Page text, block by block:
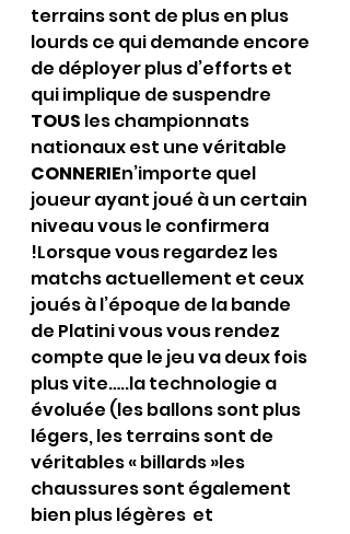
terrains sont de plus en plus
lourds ce qui demande encore
de déployer plus d’efforts et
qui implique de suspendre
TOUS les championnats
nationaux est une véritable
CONNERIEn’importe quel
joueur ayant joué à un certain
niveau vous le confirmera
!Lorsque vous regardez les
matchs actuellement et ceux
joués à l’époque de la bande
de Platini vous vous rendez
compte que le jeu va deux fois
plus vite…..la technologie a
évoluée (les ballons sont plus
légers, les terrains sont de
véritables « billards »les
chaussures sont également
bien plus légères  et